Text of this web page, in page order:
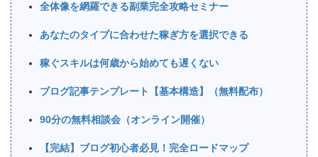
全体像を網羅できる副業完全攻略セミナー
あなたのタイプに合わせた稼ぎ方を選択できる
稼ぐスキルは何歳から始めても遅くない
ブログ記事テンプレート【基本構造】（無料配布）
90分の無料相談会（オンライン開催）
【完結】ブログ初心者必見！完全ロードマップ